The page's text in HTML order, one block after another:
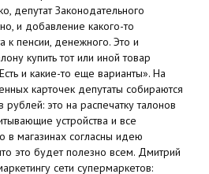
депутат Законодательного
и добавление какого-то
к пенсии, денежного. Это и
купить тот или иной товар
и какие-то еще варианты». На
карточек депутаты собираются
это на распечатку талонов
устройства и все
в магазинах согласны идею
это будет полезно всем. Дмитрий
сети супермаркетов: